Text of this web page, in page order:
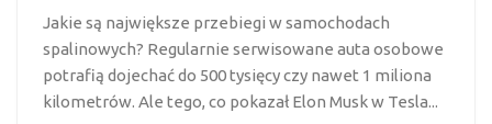
Jakie są największe przebiegi w samochodach
spalinowych? Regularnie serwisowane auta osobowe
potrafią dojechać do 500 tysięcy czy nawet 1 miliona
kilometrów. Ale tego, co pokazał Elon Musk w Tesla...